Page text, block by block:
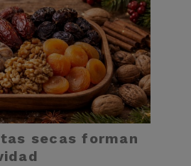
secas forman